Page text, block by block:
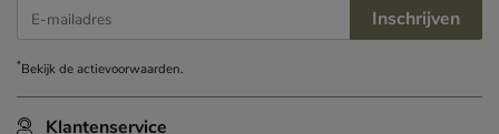
Klantenservice
E-mailadres Inschrijven
*Bekijk deactievoorwaarden.